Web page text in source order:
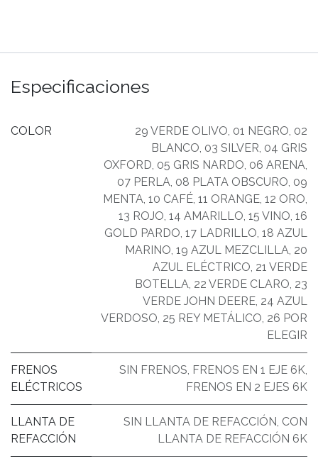
Especificaciones
COLOR 29 VERDE OLIVO, 01 NEGRO, 02
BLANCO, 03 SILVER, 04 GRIS
OXFORD, 05 GRIS NARDO, 06 ARENA,
07 PERLA, 08 PLATA OBSCURO, 09
MENTA, 10 CAFÉ, 11 ORANGE, 12 ORO,
13 ROJO, 14 AMARILLO, 15 VINO, 16
GOLD PARDO, 17 LADRILLO, 18 AZUL
MARINO, 19 AZUL MEZCLILLA, 20
AZUL ELÉCTRICO, 21 VERDE
BOTELLA, 22 VERDE CLARO, 23
VERDE JOHN DEERE, 24 AZUL
VERDOSO, 25 REY METÁLICO, 26 POR
ELEGIR
FRENOS
ELÉCTRICOS
SIN FRENOS, FRENOS EN 1 EJE 6K,
FRENOS EN 2 EJES 6K
LLANTA DE
REFACCIÓN
SIN LLANTA DE REFACCIÓN, CON
LLANTA DE REFACCIÓN 6K